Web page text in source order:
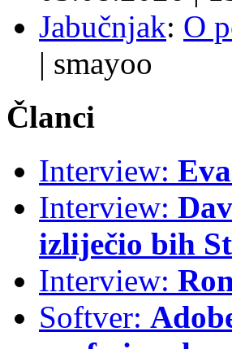
Jabučnjak: O
| smayoo
Članci
Interview:
Interview:
izliječio bih
Interview:
Softver: